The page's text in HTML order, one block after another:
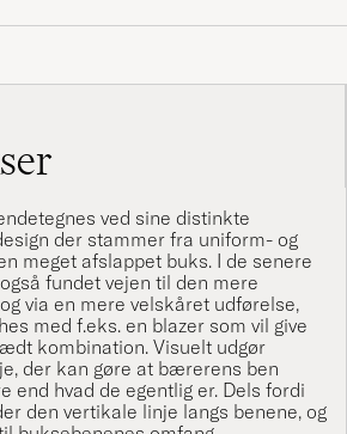
ved sine distinkte
der stammer fra uniform- og
meget afslappet buks. I de senere
fundet vejen til den mere
via en mere velskåret udførelse,
med f.eks. en blazer som vil give
kombination. Visuelt udgør
der kan gøre at bærerens ben
end hvad de egentlig er. Dels fordi
den vertikale linje langs benene, og